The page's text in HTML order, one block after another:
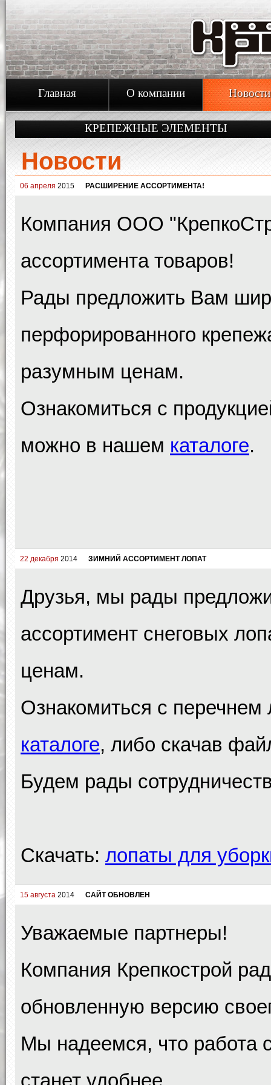
Главная О компании Новости
КРЕПЕЖНЫЕ ЭЛЕМЕНТЫ
Новости
06 апреля 2015 РАСШИРЕНИЕ АССОРТИМЕНТА!
Компания ООО
ассортимента товаров!
Рады предложить Вам
перфорированного
разумным ценам.
Ознакомиться с
можно в нашем каталоге.
22 декабря 2014 ЗИМНИЙ АССОРТИМЕНТ ЛОПАТ
Друзья, мы рады
ассортимент снеговых
ценам.
Ознакомиться с
каталоге, либо скачав
Будем рады
Скачать: лопаты для
15 августа 2014 САЙТ ОБНОВЛЕН
Уважаемые партнеры!
Компания Крепкострой
обновленную версию
Мы надеемся, что работа